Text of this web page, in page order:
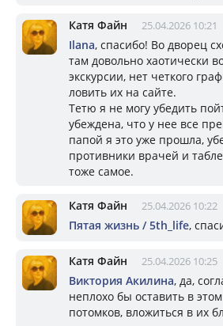
Катя Файн 25.04.2026 10:21
Ilana, спасибо! Во дворец
там довольно хаотически
экскурсии, нет четкого
ловить их на сайте.
Тетю я не могу убедить
убеждена, что у нее все
папой я это уже прошла,
противники врачей и
тоже самое.
Катя Файн 25.04.2026 10:22
Пятая жизнь / 5th_life,
Катя Файн 25.04.2026 10:25
Виктория Акилина, да,
неплохо бы оставить в
потомков, вложиться в их